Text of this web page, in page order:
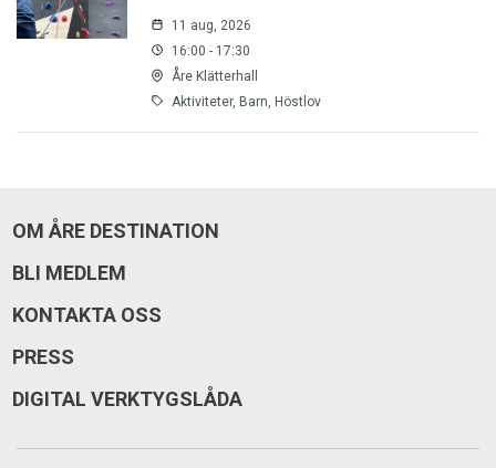
11 aug, 2026
16:00 - 17:30
Åre Klätterhall
Aktiviteter, Barn, Höstlov
OM ÅRE DESTINATION
BLI MEDLEM
KONTAKTA OSS
PRESS
DIGITAL VERKTYGSLÅDA